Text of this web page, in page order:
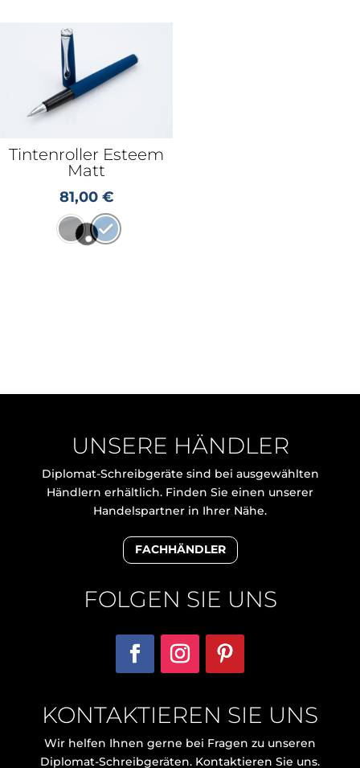
Tintenroller Esteem
Matt
81,00 €
UNSERE HÄNDLER
Diplomat-Schreibgeräte sind bei ausgewählten
Händlern erhältlich. Finden Sie einen unserer
Handelspartner in Ihrer Nähe.
FACHHÄNDLER
FOLGEN SIE UNS
KONTAKTIEREN SIE UNS
Wir helfen Ihnen gerne bei Fragen zu unseren
Diplomat-Schreibgeräten. Kontaktieren Sie uns.